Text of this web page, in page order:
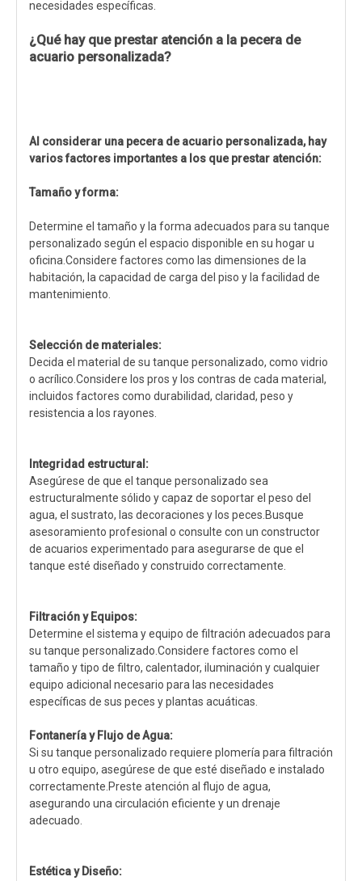
necesidades específicas.
¿Qué hay que prestar atención a la pecera de
acuario personalizada?
Al considerar una pecera de acuario personalizada, hay
varios factores importantes a los que prestar atención:
Tamaño y forma:
Determine el tamaño y la forma adecuados para su tanque
personalizado según el espacio disponible en su hogar u
oficina.Considere factores como las dimensiones de la
habitación, la capacidad de carga del piso y la facilidad de
mantenimiento.
Selección de materiales:
Decida el material de su tanque personalizado, como vidrio
o acrílico.Considere los pros y los contras de cada material,
incluidos factores como durabilidad, claridad, peso y
resistencia a los rayones.
Integridad estructural:
Asegúrese de que el tanque personalizado sea
estructuralmente sólido y capaz de soportar el peso del
agua, el sustrato, las decoraciones y los peces.Busque
asesoramiento profesional o consulte con un constructor
de acuarios experimentado para asegurarse de que el
tanque esté diseñado y construido correctamente.
Filtración y Equipos:
Determine el sistema y equipo de filtración adecuados para
su tanque personalizado.Considere factores como el
tamaño y tipo de filtro, calentador, iluminación y cualquier
equipo adicional necesario para las necesidades
específicas de sus peces y plantas acuáticas.
Fontanería y Flujo de Agua:
Si su tanque personalizado requiere plomería para filtración
u otro equipo, asegúrese de que esté diseñado e instalado
correctamente.Preste atención al flujo de agua,
asegurando una circulación eficiente y un drenaje
adecuado.
Estética y Diseño: